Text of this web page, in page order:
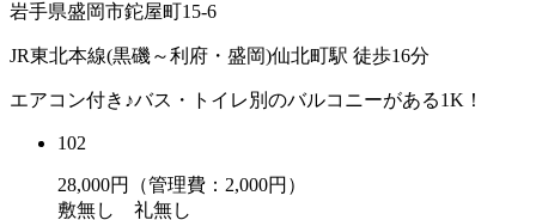
岩手県盛岡市鉈屋町15-6
JR東北本線(黒磯～利府・盛岡)仙北町駅 徒歩16分
エアコン付き♪バス・トイレ別のバルコニーがある1K！
102
28,000円（管理費：2,000円）
敷無し 礼無し